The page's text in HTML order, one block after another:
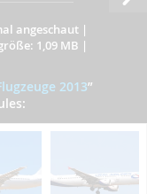
angeschaut |
1,09 MB |
2013”